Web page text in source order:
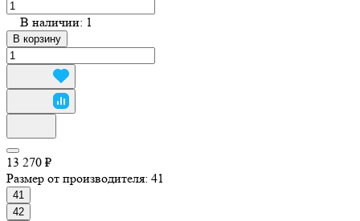
В наличии: 1
В корзину
13 270 ₽
Размер от производителя: 41
41
42